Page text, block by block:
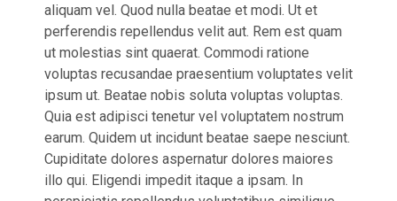
aliquam vel. Quod nulla beatae et modi. Ut et
perferendis repellendus velit aut. Rem est quam
ut molestias sint quaerat. Commodi ratione
voluptas recusandae praesentium voluptates velit
ipsum ut. Beatae nobis soluta voluptas voluptas.
Quia est adipisci tenetur vel voluptatem nostrum
earum. Quidem ut incidunt beatae saepe nesciunt.
Cupiditate dolores aspernatur dolores maiores
illo qui. Eligendi impedit itaque a ipsam. In